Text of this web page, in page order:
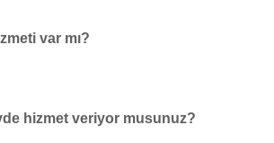
var mı?
hizmet veriyor musunuz?